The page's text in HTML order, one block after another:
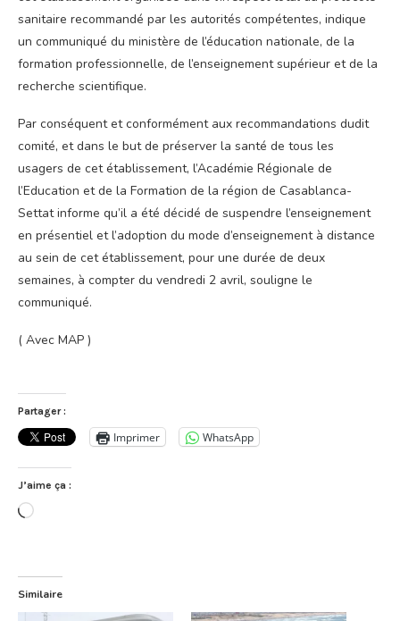
sanitaire recommandé par les autorités compétentes, indique
un communiqué du ministère de l’éducation nationale, de la
formation professionnelle, de l’enseignement supérieur et de la
recherche scientifique.
Par conséquent et conformément aux recommandations dudit
comité, et dans le but de préserver la santé de tous les
usagers de cet établissement, l’Académie Régionale de
l’Education et de la Formation de la région de Casablanca-
Settat informe qu’il a été décidé de suspendre l’enseignement
en présentiel et l’adoption du mode d’enseignement à distance
au sein de cet établissement, pour une durée de deux
semaines, à compter du vendredi 2 avril, souligne le
communiqué.
( Avec MAP )
Partager :
Imprimer WhatsApp
J’aime ça :
Chargement…
Similaire